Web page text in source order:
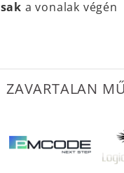
a vonalak végén
ZAVARTALAN